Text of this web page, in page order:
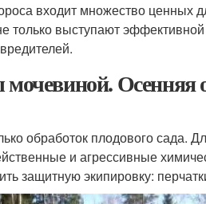
входит множество ценных
только выступают
Осенняя
обработок плодового сада.
и агрессивные
защитную экипировку: